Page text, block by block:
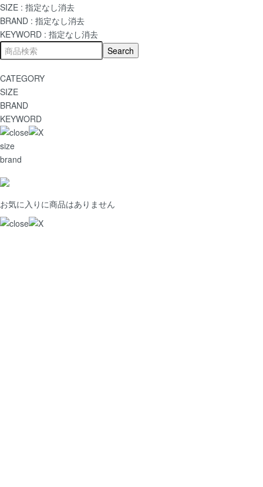
SIZE : 指定なし消去
BRAND : 指定なし消去
KEYWORD : 指定なし消去
CATEGORY
SIZE
BRAND
KEYWORD
size
brand
お気に入りに商品はありません